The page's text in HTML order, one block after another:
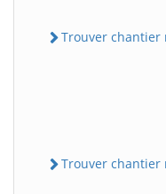
Trouver chantier
Trouver chantier